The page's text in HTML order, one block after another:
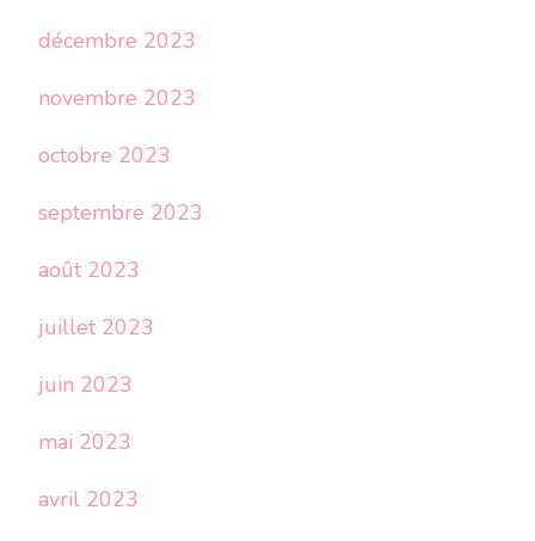
décembre 2023
novembre 2023
octobre 2023
septembre 2023
août 2023
juillet 2023
juin 2023
mai 2023
avril 2023